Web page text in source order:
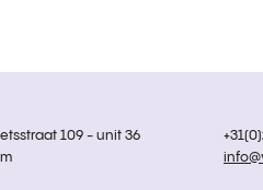
109 - unit 36